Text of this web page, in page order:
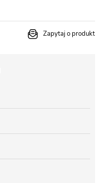
Zapytaj o produkt